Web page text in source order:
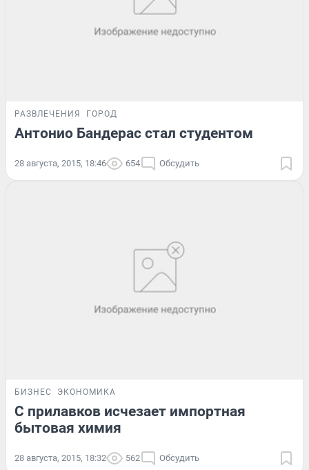
РАЗВЛЕЧЕНИЯ ГОРОД
Антонио Бандерас стал студентом
28 августа, 2015, 18:46 654 Обсудить
БИЗНЕС ЭКОНОМИКА
С прилавков исчезает импортная
бытовая химия
28 августа, 2015, 18:32 562 Обсудить